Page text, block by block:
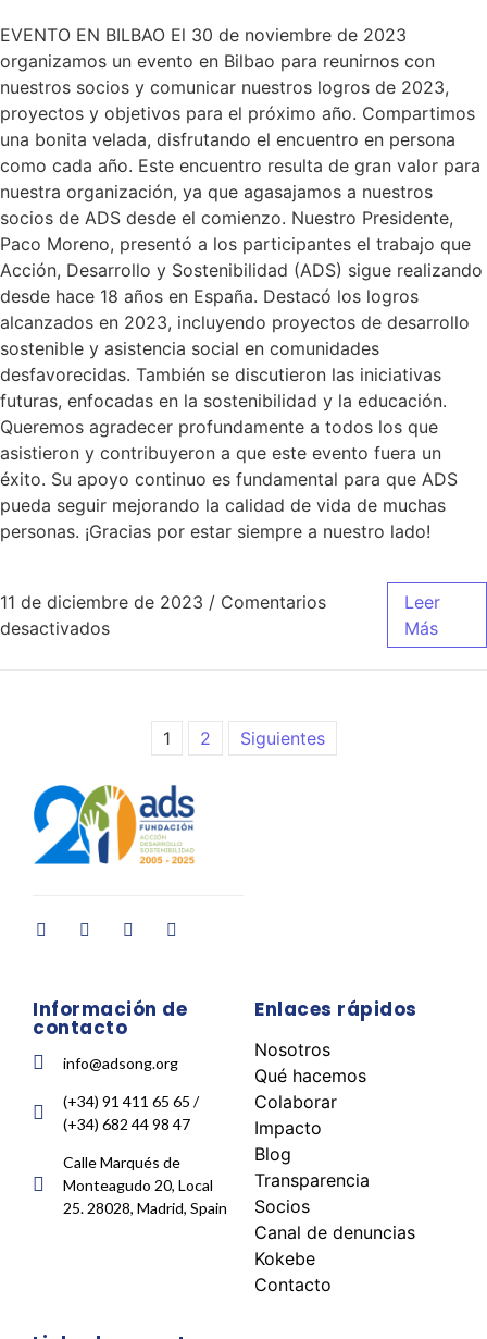
EVENTO EN BILBAO El 30 de noviembre de 2023
organizamos un evento en Bilbao para reunirnos con
nuestros socios y comunicar nuestros logros de 2023,
proyectos y objetivos para el próximo año. Compartimos
una bonita velada, disfrutando el encuentro en persona
como cada año. Este encuentro resulta de gran valor para
nuestra organización, ya que agasajamos a nuestros
socios de ADS desde el comienzo. Nuestro Presidente,
Paco Moreno, presentó a los participantes el trabajo que
Acción, Desarrollo y Sostenibilidad (ADS) sigue realizando
desde hace 18 años en España. Destacó los logros
alcanzados en 2023, incluyendo proyectos de desarrollo
sostenible y asistencia social en comunidades
desfavorecidas. También se discutieron las iniciativas
futuras, enfocadas en la sostenibilidad y la educación.
Queremos agradecer profundamente a todos los que
asistieron y contribuyeron a que este evento fuera un
éxito. Su apoyo continuo es fundamental para que ADS
pueda seguir mejorando la calidad de vida de muchas
personas. ¡Gracias por estar siempre a nuestro lado!
11 de diciembre de 2023 / Comentarios
desactivados
Leer
Más
1 2 Siguientes
Información de
contacto
info@adsong.org
(+34) 91 411 65 65 /
(+34) 682 44 98 47
Calle Marqués de
Monteagudo 20, Local
25. 28028, Madrid, Spain
Enlaces rápidos
Nosotros
Qué hacemos
Colaborar
Impacto
Blog
Transparencia
Socios
Canal de denuncias
Kokebe
Contacto